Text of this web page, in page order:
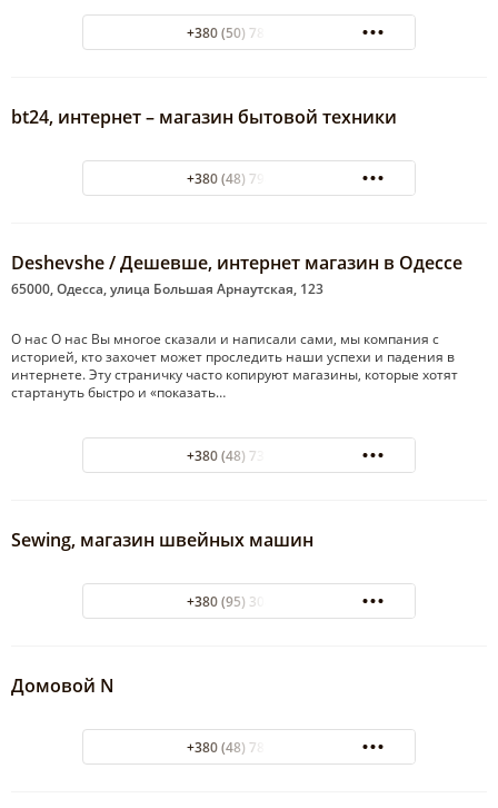
+380 (50) 789-28-92
bt24, интернет – магазин бытовой техники
+380 (48) 794-22-71
Deshevshe / Дешевше, интернет магазин в Одессе
65000, Одесса, улица Большая Арнаутская, 123
О нас О нас Вы многое сказали и написали сами, мы компания с
историей, кто захочет может проследить наши успехи и падения в
интернете. Эту страничку часто копируют магазины, которые хотят
стартануть быстро и «показать…
+380 (48) 737-88-40
Sewing, магазин швейных машин
+380 (95) 304-20-05
Домовой N
+380 (48) 787-52-58